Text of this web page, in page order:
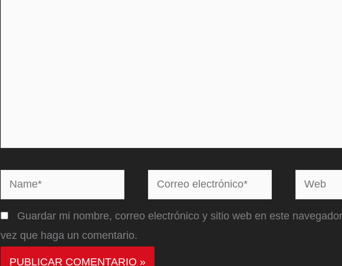
Name*
Correo
electrónico*
Web
Guardar mi nombre, correo electrónico y sitio web en este
vez que haga un comentario.